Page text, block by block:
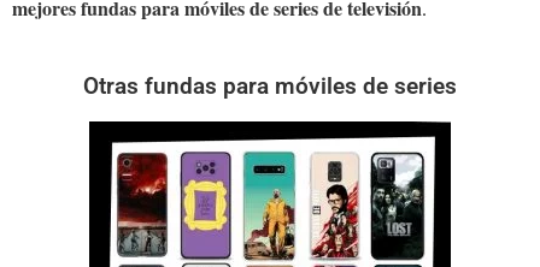
mejores fundas para móviles de series de televisión.
Otras fundas para móviles de series